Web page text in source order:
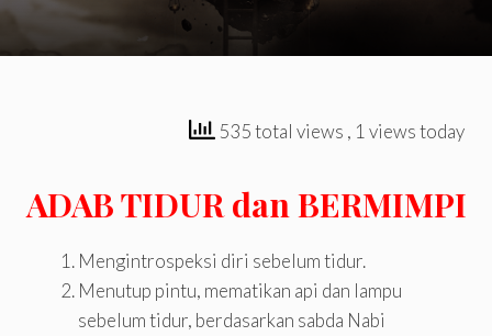
535 total views , 1 views today
ADAB TIDUR dan BERMIMPI
Mengintrospeksi diri sebelum tidur.
Menutup pintu, mematikan api dan lampu
sebelum tidur, berdasarkan sabda Nabi